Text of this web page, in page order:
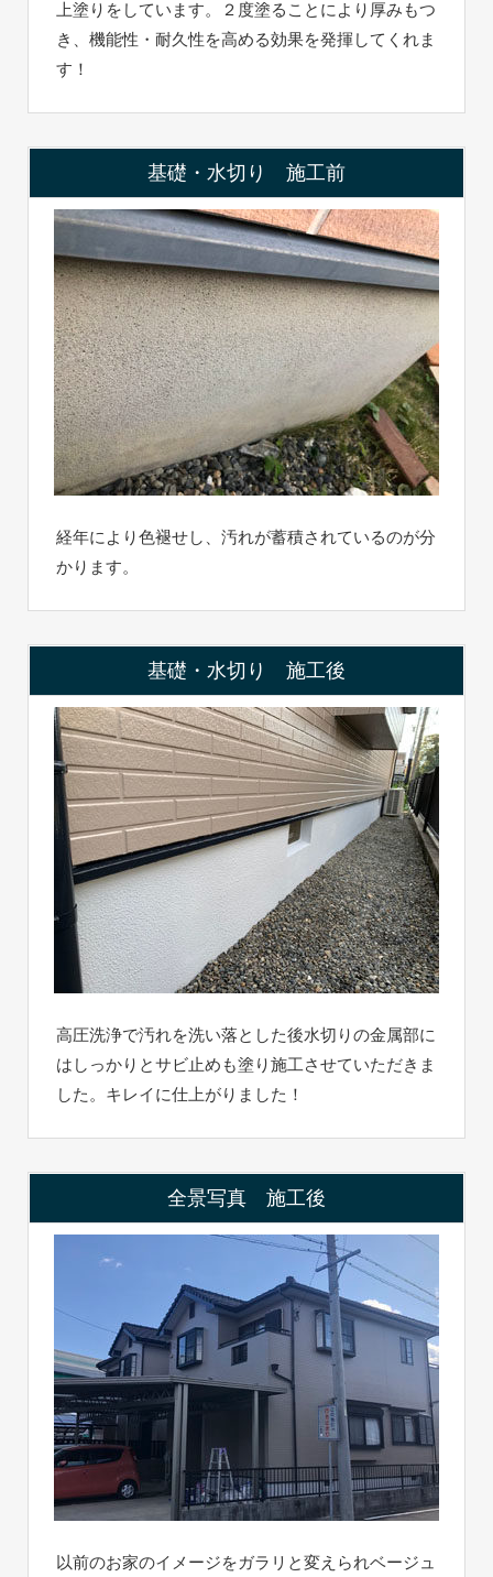
上塗りをしています。２度塗ることにより厚みもつ
き、機能性・耐久性を高める効果を発揮してくれま
す！
基礎・水切り 施工前
経年により色褪せし、汚れが蓄積されているのが分
かります。
基礎・水切り 施工後
高圧洗浄で汚れを洗い落とした後水切りの金属部に
はしっかりとサビ止めも塗り施工させていただきま
した。キレイに仕上がりました！
全景写真 施工後
以前のお家のイメージをガラリと変えられベージュ